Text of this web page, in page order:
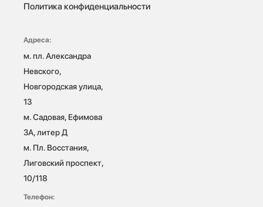
Политика конфиденциальности
Адреса:
м. пл. Александра
Невского,
Новгородская улица,
13
м. Садовая, Ефимова
3А, литер Д
м. Пл. Восстания,
Лиговский проспект,
10/118
Телефон: